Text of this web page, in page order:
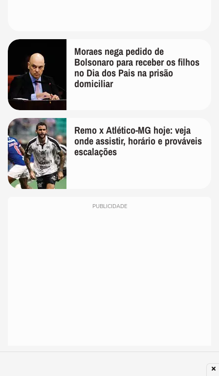
Moraes nega pedido de
Bolsonaro para receber os filhos
no Dia dos Pais na prisão
domiciliar
Remo x Atlético-MG hoje: veja
onde assistir, horário e prováveis
escalações
PUBLICIDADE